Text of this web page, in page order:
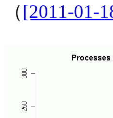
（[2011-01-